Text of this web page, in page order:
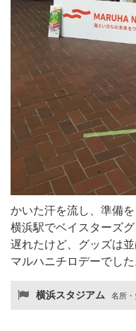
かいた汗を流し、準備を
横浜駅でベイスターズ
遅れたけど、グッズは並
マルハニチロデーでした
横浜スタジアム 名所・